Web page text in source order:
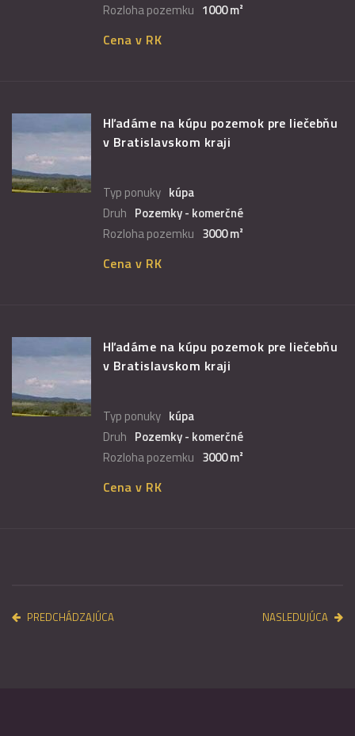
Rozloha pozemku 1000 m²
Cena v RK
Hľadáme na kúpu pozemok pre liečebňu
v Bratislavskom kraji
Typ ponuky kúpa
Druh Pozemky - komerčné
Rozloha pozemku 3000 m²
Cena v RK
Hľadáme na kúpu pozemok pre liečebňu
v Bratislavskom kraji
Typ ponuky kúpa
Druh Pozemky - komerčné
Rozloha pozemku 3000 m²
Cena v RK
PREDCHÁDZAJÚCA NASLEDUJÚCA